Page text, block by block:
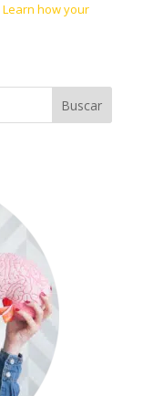
Learn how your